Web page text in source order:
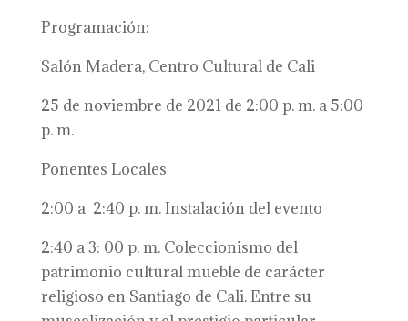
Programación:
Salón Madera, Centro Cultural de Cali
25 de noviembre de 2021 de 2:00 p. m. a 5:00
p. m.
Ponentes Locales
2:00 a 2:40 p. m. Instalación del evento
2:40 a 3: 00 p. m. Coleccionismo del
patrimonio cultural mueble de carácter
religioso en Santiago de Cali. Entre su